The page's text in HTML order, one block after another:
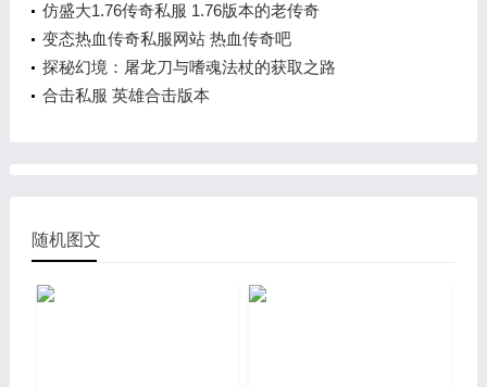
仿盛大1.76传奇私服 1.76版本的老传奇
变态热血传奇私服网站 热血传奇吧
探秘幻境：屠龙刀与嗜魂法杖的获取之路
合击私服 英雄合击版本
随机图文